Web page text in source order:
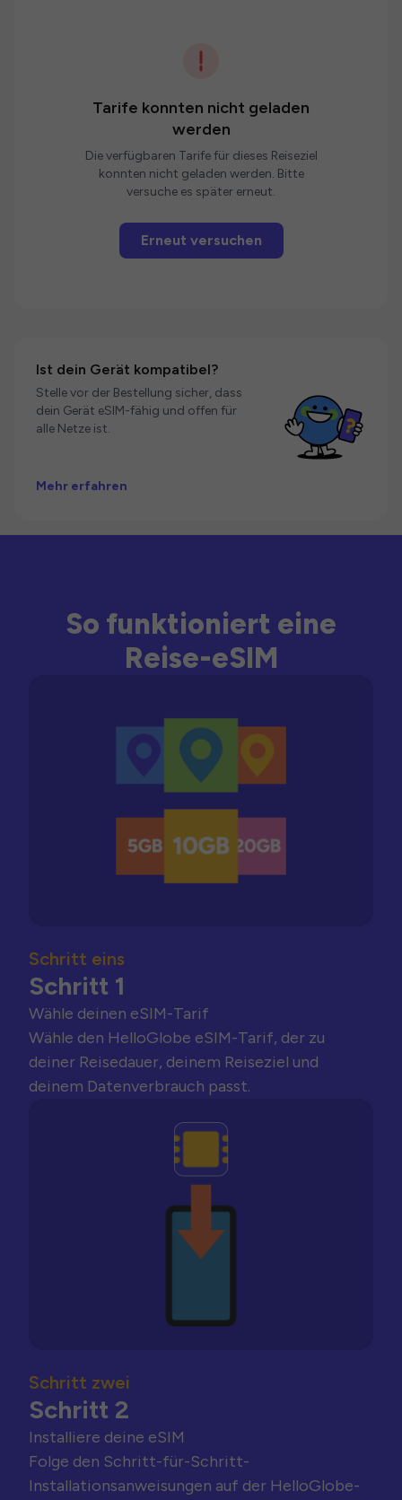
Tarife konnten nicht geladen
werden
Die verfügbaren Tarife für dieses Reiseziel
konnten nicht geladen werden. Bitte
versuche es später erneut.
Erneut versuchen
Ist dein Gerät kompatibel?
Stelle vor der Bestellung sicher, dass
dein Gerät eSIM-fähig und offen für
alle Netze ist.
Mehr erfahren
So funktioniert eine
Reise-eSIM
Schritt eins
Schritt 1
Wähle deinen eSIM-Tarif
Wähle den HelloGlobe eSIM-Tarif, der zu
deiner Reisedauer, deinem Reiseziel und
deinem Datenverbrauch passt.
Schritt zwei
Schritt 2
Installiere deine eSIM
Folge den Schritt-für-Schritt-
Installationsanweisungen auf der HelloGlobe-